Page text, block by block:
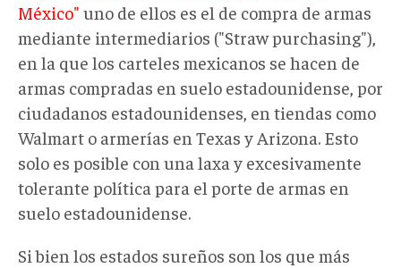
México" uno de ellos es el de compra de armas
mediante intermediarios ("Straw purchasing"),
en la que los carteles mexicanos se hacen de
armas compradas en suelo estadounidense, por
ciudadanos estadounidenses, en tiendas como
Walmart o armerías en Texas y Arizona. Esto
solo es posible con una laxa y excesivamente
tolerante política para el porte de armas en
suelo estadounidense.
Si bien los estados sureños son los que más